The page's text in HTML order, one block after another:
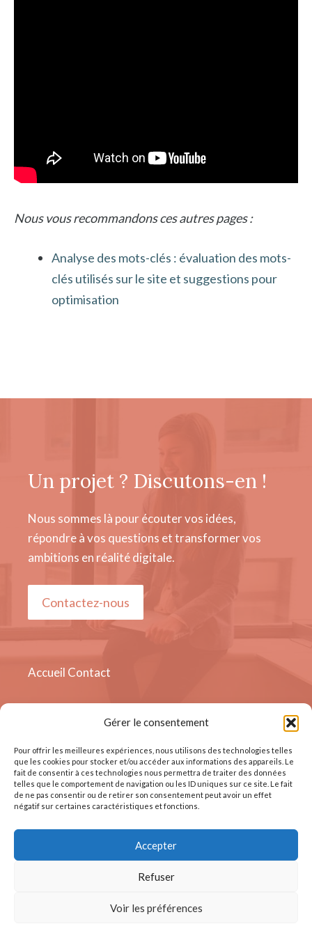
Gérer le consentement
Pour offrir les meilleures expériences, nous utilisons des technologies telles
que les cookies pour stocker et/ou accéder aux informations des appareils. Le
fait de consentir à ces technologies nous permettra de traiter des données
telles que le comportement de navigation ou les ID uniques sur ce site. Le fait
de ne pas consentir ou de retirer son consentement peut avoir un effet
négatif sur certaines caractéristiques et fonctions.
Accepter
Refuser
Voir les préférences
Nous vous recommandons ces autres pages :
Analyse des mots-clés : évaluation des mots-
clés utilisés sur le site et suggestions pour
optimisation
Un projet ? Discutons-en !
Nous sommes là pour écouter vos idées,
répondre à vos questions et transformer vos
ambitions en réalité digitale.
Contactez-nous
Accueil Contact
© Tous droits réservés
Conditions d'utilisation